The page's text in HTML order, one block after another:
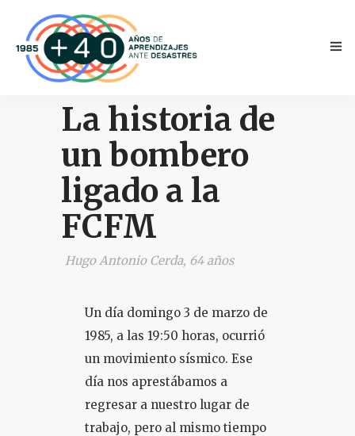
NOVEDADES
COLOQUIO + CURSOS
La historia de
un bombero
ligado a la
FCFM
Hugo Antonio Cerda, 64 años
Un día domingo 3 de marzo de
1985, a las 19:50 horas, ocurrió
un movimiento sísmico. Ese
día nos aprestábamos a
regresar a nuestro lugar de
trabajo, pero al mismo tiempo